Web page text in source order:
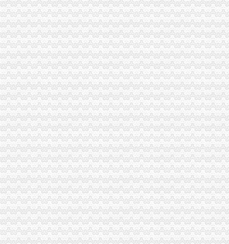
南岸局开年工作围绕“七个字”1元注册公司下功夫
各区县局1元注册公司立足职能努力为建设社会主义新农村服务
陈文渝副局长对部分保险企业贯彻《重庆市重庆0元注册公司合同格式条款监督
丰都局围绕“消费与环境”如何一元钱办公司年主题积极筹备3.15活动
永川局积极开展“解放思想、更新观念”一元注册公司大讨论活动
巴南局重庆一元注册公司坚持五字方针稳步推进3·15系列活动
九龙坡局如何一元钱办公司加强执法监督防止执法腐败
市一元注册公司流程局加快企业信用信息联合征信系统开发建设
市局团总支组织青年志愿者参加“3.5学雷锋”0元注册公司活动
工商动态
市一元注册公司局举行田锡炳同志先进事迹报告会
荣昌县工商局如何一元钱办公司四举措促进先进性教育活动务实求真
南岸区工商分局免费注册公司举办先进性教育专题报告会
市1元注册公司工商局广告处从源头整治医药广告
荣昌县工商局如何一元钱办公司深入开展保持共产党员先进性教育活动
璧山县工商局一元注册公司深入开展保持共产党员先进性教育活动
市重庆一元注册公司工商局召开重庆市企业信用体系建设新闻发布会
巴南区工商分局大力宣传“红盾护农行动”0元注册公司
永川工商局开展节日市1元注册公司场大检查
陈文渝副局0元注册公司长到綦江县检查节日期间食品安全工作
永川工商局免费注册公司认真开展户外广告专项整治工作
潼南县工商局1元注册公司开展保持共产党员先进性教育
经开区工商分局一元注册公司流程召开保持共产党员先进性教育动员大会